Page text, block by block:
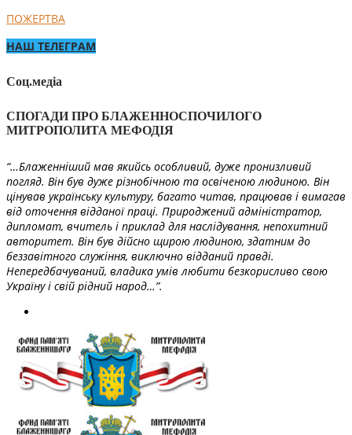
ПОЖЕРТВА
НАШ ТЕЛЕГРАМ
Соц.медіа
СПОГАДИ ПРО БЛАЖЕННОСПОЧИЛОГО
МИТРОПОЛИТА МЕФОДІЯ
“…Блаженніший мав якийсь особливий, дуже пронизливий
погляд. Він був дуже різнобічною та освіченою людиною. Він
цінував українську культуру, багато читав, працював і вимагав
від оточення відданої праці. Природжений адміністратор,
дипломат, вчитель і приклад для наслідування, непохитний
авторитет. Він був дійсно щирою людиною, здатним до
беззавітного служіння, виключно відданий правді.
Непередбачуваний, владика умів любити безкорисливо свою
Україну і свій рідний народ…”.